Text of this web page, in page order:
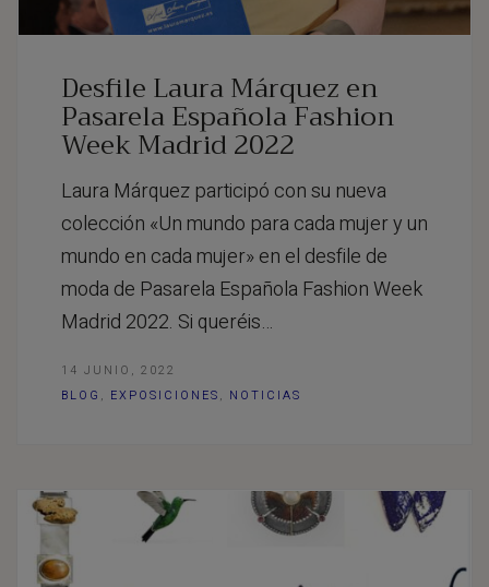
Desfile Laura Márquez en
Pasarela Española Fashion
Week Madrid 2022
Laura Márquez participó con su nueva
colección «Un mundo para cada mujer y un
mundo en cada mujer» en el desfile de
moda de Pasarela Española Fashion Week
Madrid 2022. Si queréis…
14 JUNIO, 2022
BLOG , EXPOSICIONES, NOTICIAS